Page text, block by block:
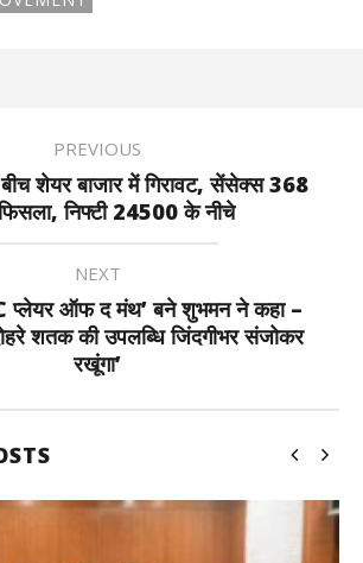
PREVIOUS
शेयर बाजार में गिरावट, सेंसेक्स 368
निफ्टी 24500 के नीचे
NEXT
प्लेयर ऑफ द मंथ’ बने शुभमन ने कहा –
शतक की उपलब्धि जिंदगीभर संजोकर
रखूंगा’